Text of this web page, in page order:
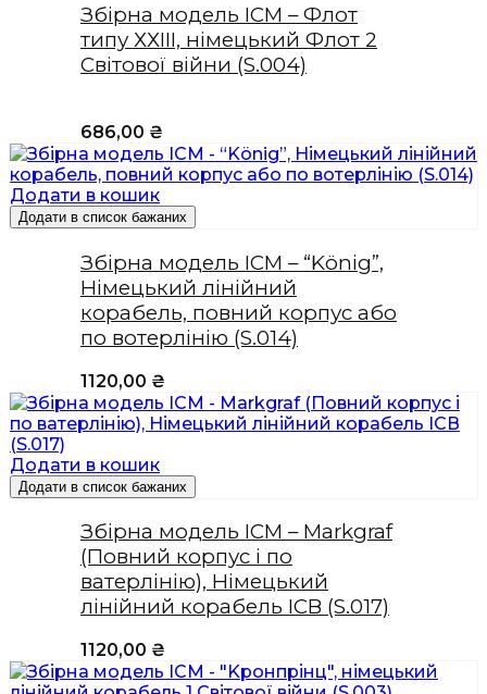
Збірна модель ICM – Флот
типу ХХІІІ, німецький Флот 2
Світової війни (S.004)
686,00 ₴
Додати в кошик
Додати в список бажаних
Збірна модель ICM – “König”,
Німецький лінійний
корабель, повний корпус або
по вотерлінію (S.014)
1120,00 ₴
Додати в кошик
Додати в список бажаних
Збірна модель ICM – Markgraf
(Повний корпус і по
ватерлінію), Німецький
лінійний корабель ICВ (S.017)
1120,00 ₴